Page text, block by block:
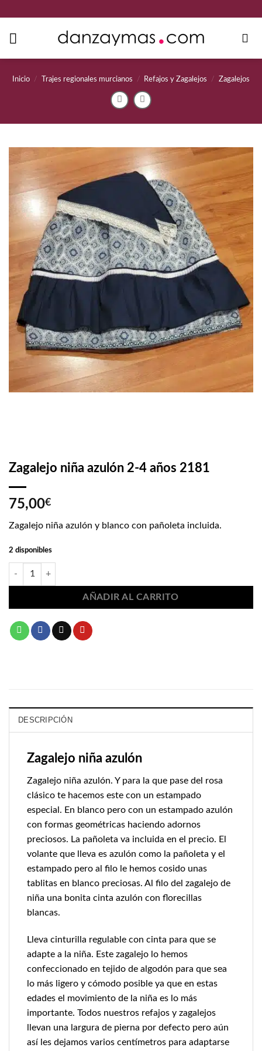
contenido
Inicio / Trajes regionales murcianos / Refajos y Zagalejos / Zagalejos
Zagalejo niña azulón 2-4 años 2181
75,00€
Zagalejo niña azulón y blanco con pañoleta incluida.
2 disponibles
Zagalejo niña azulón 2-4 años 2181 cantidad
AÑADIR AL CARRITO
DESCRIPCIÓN
Zagalejo niña azulón
Zagalejo niña azulón. Y para la que pase del rosa
clásico te hacemos este con un estampado
especial. En blanco pero con un estampado azulón
con formas geométricas haciendo adornos
preciosos. La pañoleta va incluida en el precio. El
volante que lleva es azulón como la pañoleta y el
estampado pero al filo le hemos cosido unas
tablitas en blanco preciosas. Al filo del zagalejo de
niña una bonita cinta azulón con florecillas
blancas.
Lleva cinturilla regulable con cinta para que se
adapte a la niña. Este zagalejo lo hemos
confeccionado en tejido de algodón para que sea
lo más ligero y cómodo posible ya que en estas
edades el movimiento de la niña es lo más
importante. Todos nuestros refajos y zagalejos
llevan una largura de pierna por defecto pero aún
así les dejamos varios centímetros para adaptarse